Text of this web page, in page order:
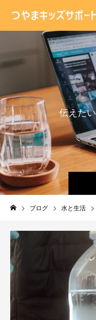
伝えたい
ブログ 水と生活